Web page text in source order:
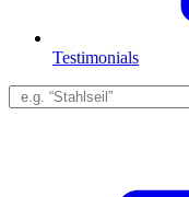
Testimonials